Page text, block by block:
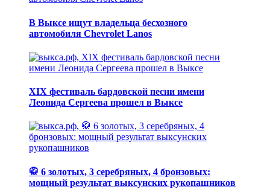
В Выксе ищут владельца бесхозного
автомобиля Chevrolet Lanos
XIX фестиваль бардовской песни имени
Леонида Сергеева прошел в Выксе
🥋 6 золотых, 3 серебряных, 4 бронзовых:
мощный результат выксунских рукопашников